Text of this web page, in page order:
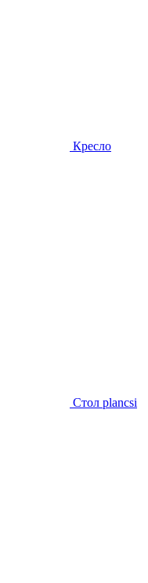
Кресло
Стол plancsi